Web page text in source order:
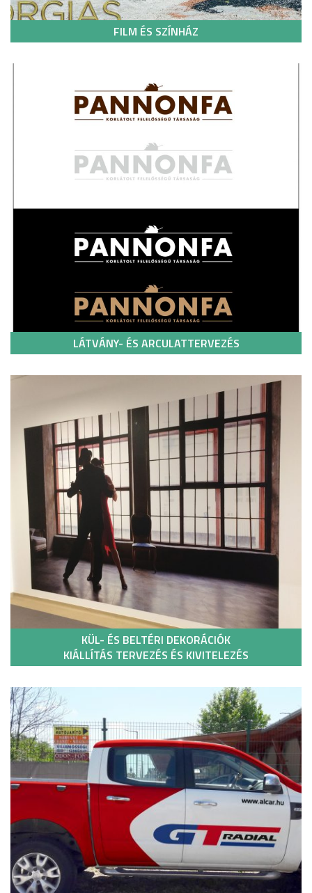
FILM ÉS SZÍNHÁZ
LÁTVÁNY- ÉS ARCULATTERVEZÉS
KÜL- ÉS BELTÉRI DEKORÁCIÓK
KIÁLLÍTÁS TERVEZÉS ÉS KIVITELEZÉS